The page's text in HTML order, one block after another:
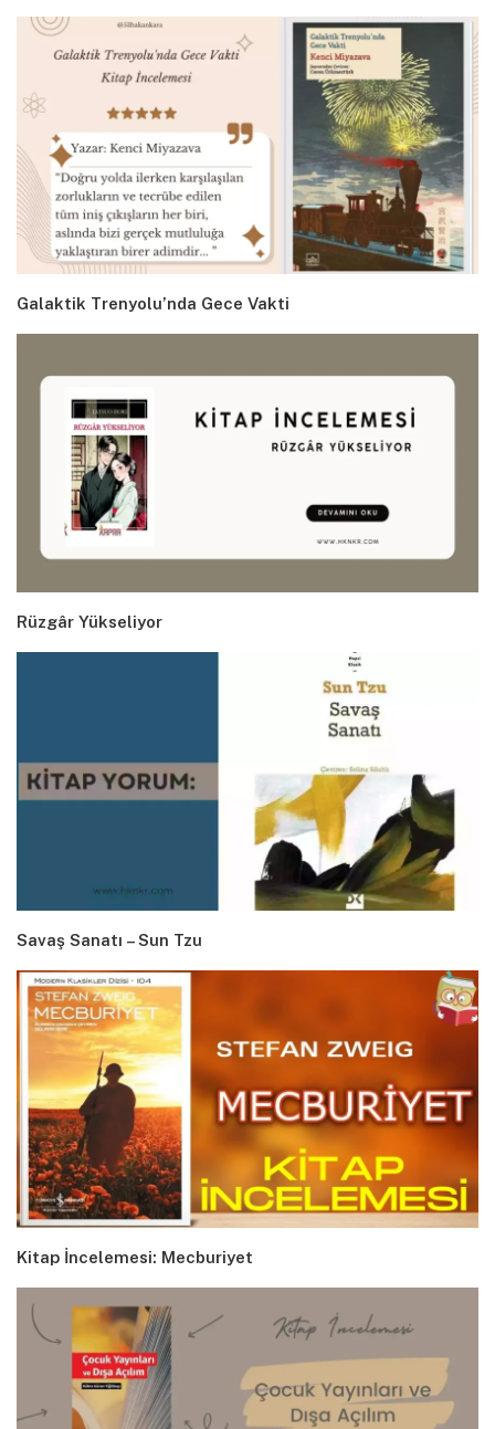
Galaktik Trenyolu’nda Gece Vakti
Rüzgâr Yükseliyor
Savaş Sanatı – Sun Tzu
Kitap İncelemesi: Mecburiyet